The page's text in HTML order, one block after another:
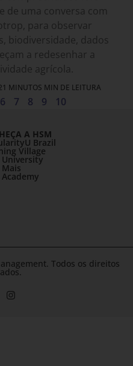
de uma conversa com
para observar
biodiversidade, dados
a redesenhar a
agrícola.
MINUTOS MIN DE LEITURA
6 7 8 9 10
A HSM
Brazil
Village
University
Mais
Academy
Todos os direitos